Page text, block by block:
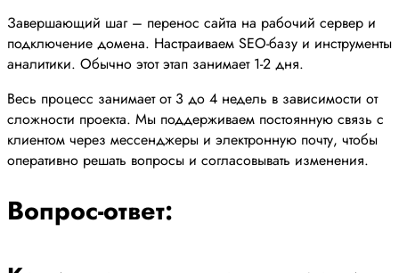
Завершающий шаг – перенос сайта на рабочий сервер и
подключение домена. Настраиваем SEO-базу и инструменты
аналитики. Обычно этот этап занимает 1-2 дня.
Весь процесс занимает от 3 до 4 недель в зависимости от
сложности проекта. Мы поддерживаем постоянную связь с
клиентом через мессенджеры и электронную почту, чтобы
оперативно решать вопросы и согласовывать изменения.
Вопрос-ответ: